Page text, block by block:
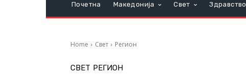
Почетна Македонија Свет Здравство
Home Свет Регион
СВЕТ РЕГИОН